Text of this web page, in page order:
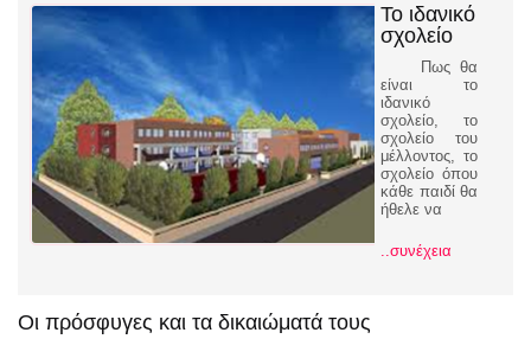
Το ιδανικό
σχολείο
Πως θα
είναι το
ιδανικό
σχολείο, το
σχολείο του
μέλλοντος, το
σχολείο όπου
κάθε παιδί θα
ήθελε να
..συνέχεια
Οι πρόσφυγες και τα δικαιώματά τους